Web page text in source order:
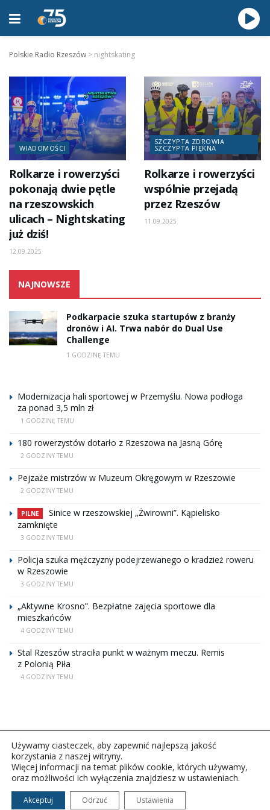
Polskie Radio Rzeszów > nightskating
WIADOMOŚCI
Rolkarze i rowerzyści
pokonają dwie pętle
na rzeszowskich
ulicach – Nightskating
już dziś!
12.09.2025
SZCZYPTA ZDROWIA
SZCZYPTA PIĘKNA
Rolkarze i rowerzyści
wspólnie przejadą
przez Rzeszów
11.09.2025
NAJNOWSZE
Podkarpacie szuka startupów z branży
dronów i AI. Trwa nabór do Dual Use
Challenge
1 GODZINĘ TEMU
Modernizacja hali sportowej w Przemyślu. Nowa podłoga
za ponad 3,5 mln zł
1 GODZINĘ TEMU
180 rowerzystów dotarło z Rzeszowa na Jasną Górę
2 GODZINY TEMU
Pejzaże mistrzów w Muzeum Okręgowym w Rzeszowie
2 GODZINY TEMU
PILNE
Sinice w rzeszowskiej „Żwirowni”. Kąpielisko
zamknięte
3 GODZINY TEMU
Policja szuka mężczyzny podejrzewanego o kradzież roweru
w Rzeszowie
3 GODZINY TEMU
„Aktywne Krosno”. Bezpłatne zajęcia sportowe dla
mieszkańców
4 GODZINY TEMU
Stal Rzeszów straciła punkt w ważnym meczu. Remis
z Polonią Piła
4 GODZINY TEMU
Copyright © 2026Polskie Radio Rzeszów S.A. w likwidacj.
Wszelkie prawa zastrzeżone.
Używamy ciasteczek, aby zapewnić najlepszą jakość
korzystania z naszej witryny.
Więcej informacji na temat plików cookie, których używamy,
oraz możliwości ich wyłączenia znajdziesz w ustawieniach.
Akceptuj Odrzuć Ustawienia